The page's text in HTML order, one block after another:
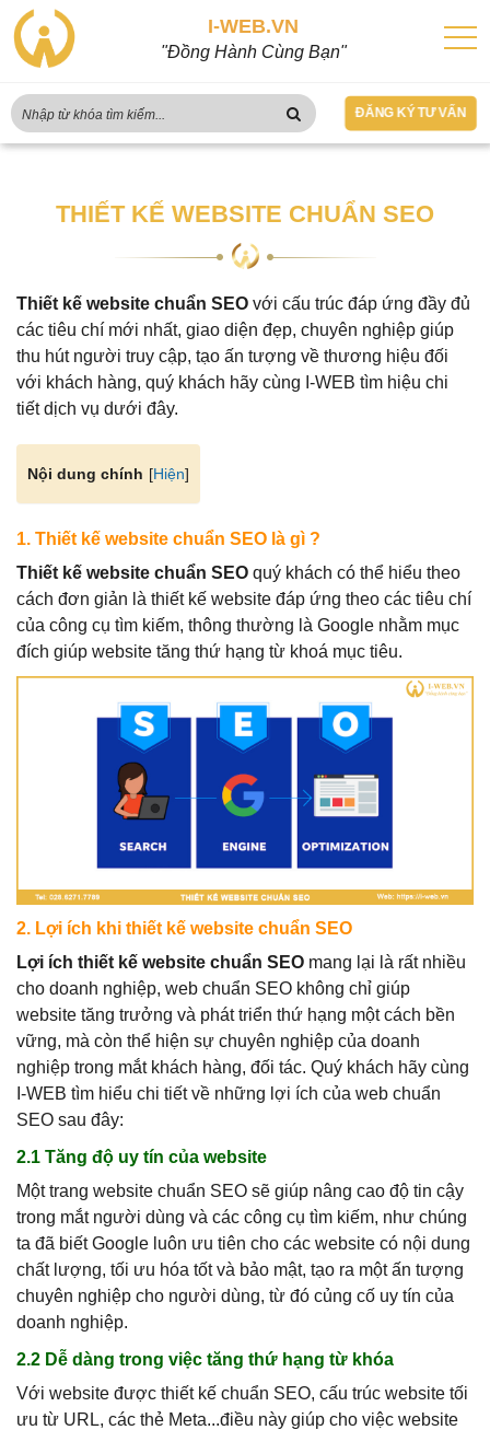
I-WEB.VN
"Đồng Hành Cùng Bạn"
ĐĂNG KÝ TƯ VẤN
THIẾT KẾ WEBSITE CHUẨN SEO
Thiết kế website chuẩn SEO với cấu trúc đáp ứng đầy đủ
các tiêu chí mới nhất, giao diện đẹp, chuyên nghiệp giúp
thu hút người truy cập, tạo ấn tượng về thương hiệu đối
với khách hàng, quý khách hãy cùng I-WEB tìm hiệu chi
tiết dịch vụ dưới đây.
Nội dung chính [Hiện]
1. Thiết kế website chuẩn SEO là gì ?
Thiết kế website chuẩn SEO quý khách có thể hiểu theo
cách đơn giản là thiết kế website đáp ứng theo các tiêu chí
của công cụ tìm kiếm, thông thường là Google nhằm mục
đích giúp website tăng thứ hạng từ khoá mục tiêu.
2. Lợi ích khi thiết kế website chuẩn SEO
Lợi ích thiết kế website chuẩn SEO mang lại là rất nhiều
cho doanh nghiệp, web chuẩn SEO không chỉ giúp
website tăng trưởng và phát triển thứ hạng một cách bền
vững, mà còn thể hiện sự chuyên nghiệp của doanh
nghiệp trong mắt khách hàng, đối tác. Quý khách hãy cùng
I-WEB tìm hiểu chi tiết về những lợi ích của web chuẩn
SEO sau đây:
2.1 Tăng độ uy tín của website
Một trang website chuẩn SEO sẽ giúp nâng cao độ tin cậy
trong mắt người dùng và các công cụ tìm kiếm, như chúng
ta đã biết Google luôn ưu tiên cho các website có nội dung
chất lượng, tối ưu hóa tốt và bảo mật, tạo ra một ấn tượng
chuyên nghiệp cho người dùng, từ đó củng cố uy tín của
doanh nghiệp.
2.2 Dễ dàng trong việc tăng thứ hạng từ khóa
Với website được thiết kế chuẩn SEO, cấu trúc website tối
ưu từ URL, các thẻ Meta...điều này giúp cho việc website